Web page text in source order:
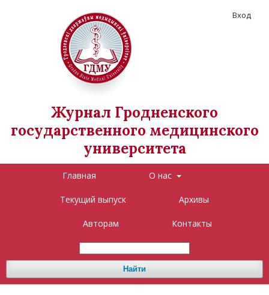
Журнал Гродненского
государственного медицинского
университета
Главная О нас
Текущий выпуск Архивы
Авторам Контакты
Найти
Вход